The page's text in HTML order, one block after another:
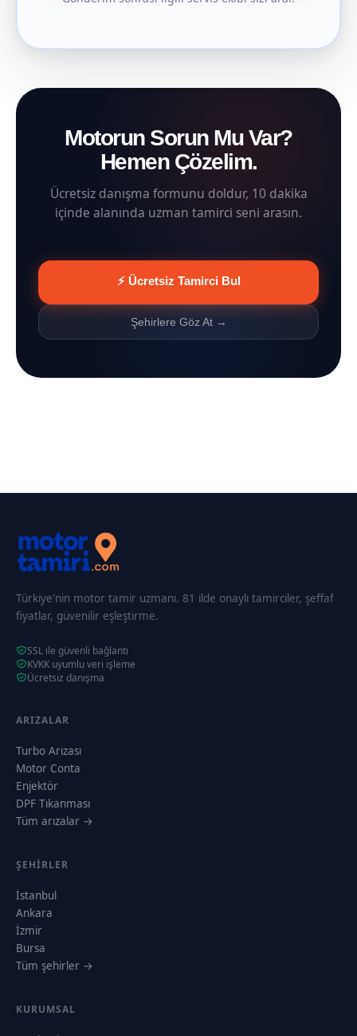
Motorun Sorun Mu Var?
Hemen Çözelim.
Ücretsiz danışma formunu doldur, 10 dakika
içinde alanında uzman tamirci seni arasın.
⚡ Ücretsiz Tamirci Bul
Şehirlere Göz At →
Türkiye'nin motor tamir uzmanı. 81 ilde onaylı tamirciler, şeffaf
fiyatlar, güvenilir eşleştirme.
SSL ile güvenli bağlantı
KVKK uyumlu veri işleme
Ücretsiz danışma
ARIZALAR
Turbo Arızası
Motor Conta
Enjektör
DPF Tıkanması
Tüm arızalar →
ŞEHIRLER
İstanbul
Ankara
İzmir
Bursa
Tüm şehirler →
KURUMSAL